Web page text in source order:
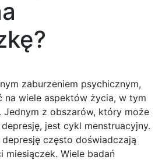
zaburzeniem psychicznym,
na wiele aspektów życia, w tym
Jednym z obszarów, który może
jest cykl menstruacyjny.
często doświadczają
miesiączek. Wiele badań